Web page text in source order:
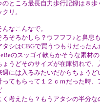
のところ最長自力歩行記録は８
クリ。
んなこんなで。
ろそろかしら？ウフフフ♪と鼻息
タシはCBGで買うつもりだった
のスッゴイ軟らかそうな素材
ょうどそのサイズが在庫切れで
週には入るみたいだからちょうど
ってもらって１２ｃｍだった時
…
く考えたら？もうアタシの半分